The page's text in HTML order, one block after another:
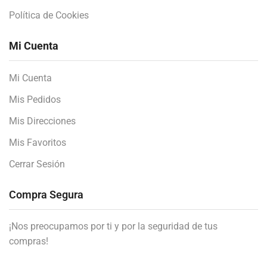
Política de Cookies
Mi Cuenta
Mi Cuenta
Mis Pedidos
Mis Direcciones
Mis Favoritos
Cerrar Sesión
Compra Segura
¡Nos preocupamos por ti y por la seguridad de tus
compras!